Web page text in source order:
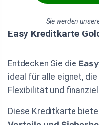
Sie werden
Easy Kreditkarte
Entdecken Sie die
ideal für alle eignet,
Flexibilität und
Diese Kreditkarte